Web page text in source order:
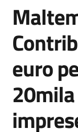
Risorse
Agenzia
di
informazione
e
comunicazione
Salta al contenuto
euro